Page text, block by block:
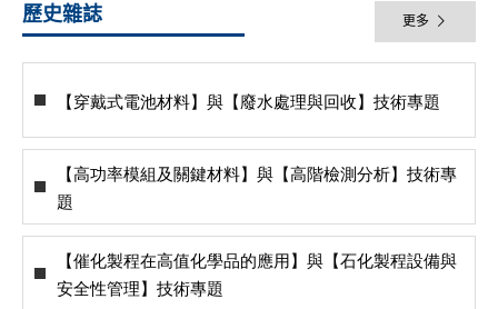
歷史雜誌 更多
【穿戴式電池材料】與【廢水處理與回收】技術專題
【高功率模組及關鍵材料】與【高階檢測分析】技術專
題
【催化製程在高值化學品的應用】與【石化製程設備與
安全性管理】技術專題